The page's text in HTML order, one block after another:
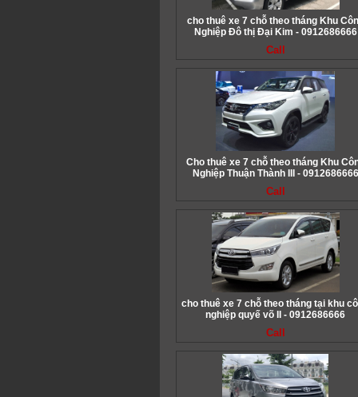
cho thuê xe 7 chỗ theo tháng Khu
Nghiệp Đô thị Đại Kim - 0912686666
Call
Cho thuê xe 7 chỗ theo tháng Khu
Nghiệp Thuận Thành III - 0912686666
Call
cho thuê xe 7 chỗ theo tháng tại khu
nghiệp quyế võ II - 0912686666
Call